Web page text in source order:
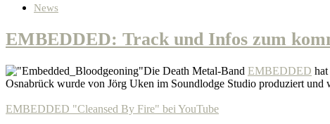
News
EMBEDDED: Track und Infos zum
Die Death Metal-Band EMBEDDED
Osnabrück wurde von Jörg Uken im Soundlodge Studio produziert und
EMBEDDED "Cleansed By Fire" bei YouTube